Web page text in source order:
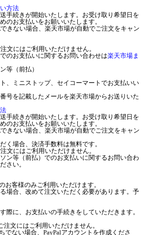
方法
手続きが開始いたします。お受け取り希望日を
のお支払いをお願いいたします。
きない場合、楽天市場が自動でご注文をキャン
文にはご利用いただけません。
のお支払いに関するお問い合わせは楽天市場ま
等（前払）
、ミニストップ、セイコーマートでお支払いい
号を記載したメールを楽天市場からお送りいた
手続きが開始いたします。お受け取り希望日を
のお支払いをお願いいたします。
きない場合、楽天市場が自動でご注文をキャン
く場合、決済手数料は無料です。
文にはご利用いただけません。
ン等（前払）でのお支払いに関するお問い合わ
さい。
お客様のみご利用いただけます。
場合、改めて注文いただく必要があります。予
際に、お支払いの手続きをしていただきます。
文にはご利用いただけません。
でない場合、PayPalアカウントを作成くださ